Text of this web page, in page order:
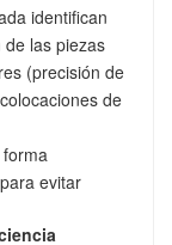
identifican
las piezas
(precisión de
de
evitar